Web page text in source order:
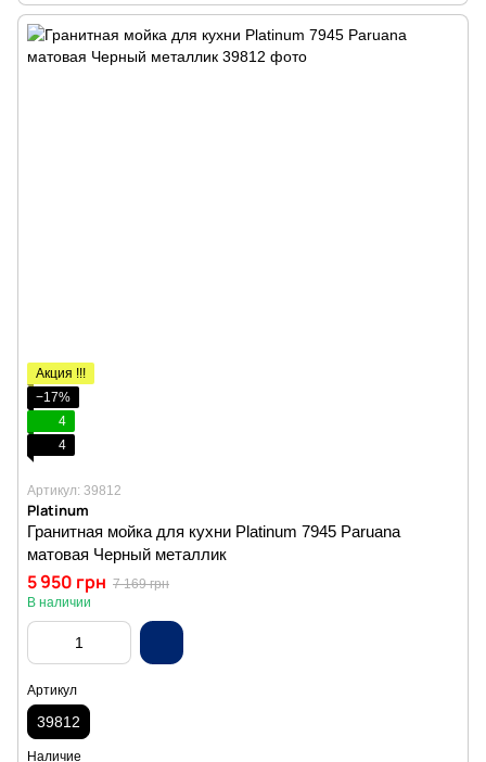
Акция !!!
−17%
4
4
Артикул: 39812
Platinum
Гранитная мойка для кухни Platinum 7945 Paruana
матовая Черный металлик
5 950 грн 7 169 грн
В наличии
Артикул
39812
Наличие